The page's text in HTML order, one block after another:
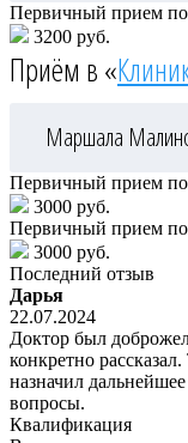
Первичный прием по
3200 руб.
Приём в «
Маршала
Первичный прием по
3000 руб.
Первичный прием по
3000 руб.
Последний отзыв
Дарья
22.07.2024
Доктор был
конкретно
назначил
вопросы.
Квалификация